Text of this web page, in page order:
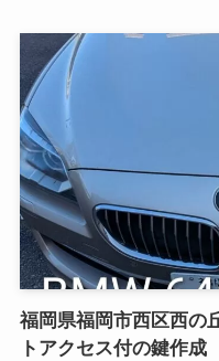
福岡県福岡市西区西の
トアクセス付の鍵作成